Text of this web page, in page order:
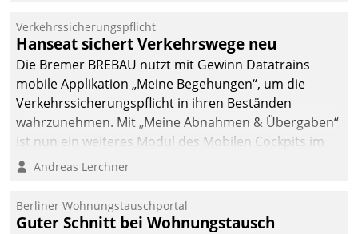
Verkehrssicherungspflicht
Hanseat sichert Verkehrswege neu
Die Bremer BREBAU nutzt mit Gewinn Datatrains
mobile Applikation „Meine Begehungen“, um die
Verkehrssicherungspflicht in ihren Beständen
wahrzunehmen. Mit „Meine Abnahmen & Übergaben“
ist nun ein weiteres Modul des Mobilen Cockpits im
Einsatz.
Andreas Lerchner
Berliner Wohnungstauschportal
Guter Schnitt bei Wohnungstausch